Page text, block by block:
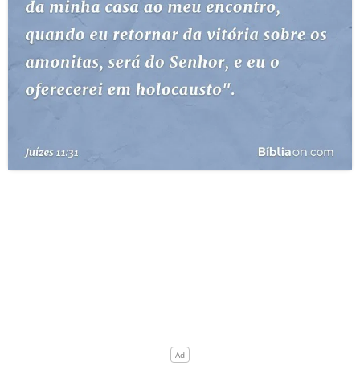
ESBOÇOS DE PREGAÇÃO
PERGUNTE À BÍBLIA IA
QUEM SOMOS